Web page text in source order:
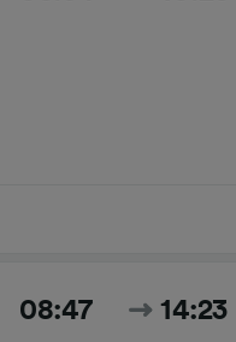
08:47 14:23